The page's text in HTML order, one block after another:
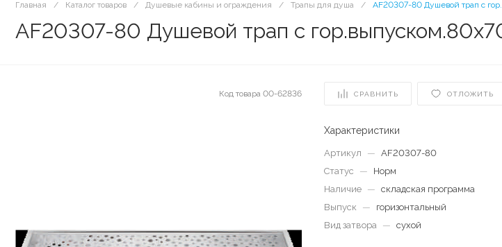
Главная / Каталог товаров / Душевые кабины и ограждения / Трапы для душа / AF20307-80 Душевой трап с
AF20307-80 Душевой трап с
Код товара 00-62836 СРАВНИТЬ ОТЛОЖИТЬ
Характеристики
Артикул — AF20307-80
Статус
—
Норм
Наличие
— складская программа
Выпуск
—
горизонтальный
Вид затвора
— сухой